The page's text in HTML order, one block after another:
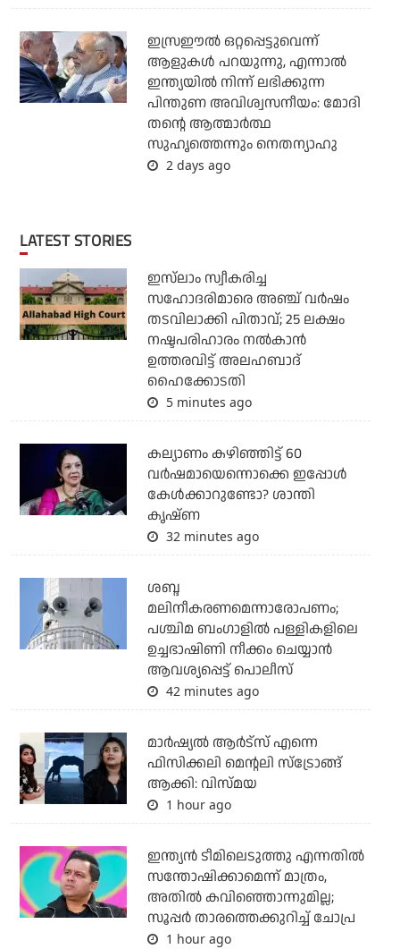
ഇസ്രഈല്‍ ഒറ്റപ്പെട്ടുവെന്ന്
ആളുകള്‍ പറയുന്നു, എന്നാല്‍
ഇന്ത്യയില്‍ നിന്ന് ലഭിക്കുന്ന
പിന്തുണ അവിശ്വസനീയം: മോദി
തന്റെ ആത്മാര്‍ത്ഥ
സുഹൃത്തെന്നും നെതന്യാഹു
2 days ago
LATEST STORIES
ഇസ്‌ലാം സ്വീകരിച്ച
സഹോദരിമാരെ അഞ്ച് വര്‍ഷം
തടവിലാക്കി പിതാവ്; 25 ലക്ഷം
നഷ്ടപരിഹാരം നല്‍കാന്‍
ഉത്തരവിട്ട് അലഹബാദ്
ഹൈക്കോടതി
5 minutes ago
കല്യാണം കഴിഞ്ഞിട്ട് 60
വർഷമായെന്നൊക്കെ ഇപ്പോൾ
കേൾക്കാറുണ്ടോ? ശാന്തി
കൃഷ്ണ
32 minutes ago
ശബ്ദ
മലിനീകരണമെന്നാരോപണം;
പശ്ചിമ ബംഗാളില്‍ പള്ളികളിലെ
ഉച്ചഭാഷിണി നീക്കം ചെയ്യാന്‍
ആവശ്യപ്പെട്ട് പൊലീസ്
42 minutes ago
മാർഷ്യൽ ആർട്സ് എന്നെ
ഫിസിക്കലി മെന്റലി സ്ട്രോങ്ങ്
ആക്കി: വിസ്മയ
1 hour ago
ഇന്ത്യന്‍ ടീമിലെടുത്തു എന്നതില്‍
സന്തോഷിക്കാമെന്ന് മാത്രം,
അതില്‍ കവിഞ്ഞൊന്നുമില്ല;
സൂപ്പര്‍ താരത്തെക്കുറിച്ച് ചോപ്ര
1 hour ago